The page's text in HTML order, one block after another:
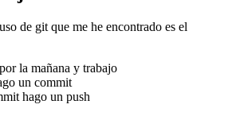
de git que me he encontrado es el
la mañana y trabajo
un commit
hago un push